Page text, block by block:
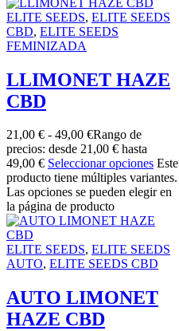
ELITE SEEDS, ELITE SEEDS
CBD, ELITE SEEDS
FEMINIZADA
LLIMONET HAZE
CBD
21,00 € - 49,00 €Rango de
precios: desde 21,00 € hasta
49,00 € Seleccionar opciones Este
producto tiene múltiples variantes.
Las opciones se pueden elegir en
la página de producto
ELITE SEEDS, ELITE SEEDS
AUTO, ELITE SEEDS CBD
AUTO LIMONET
HAZE CBD